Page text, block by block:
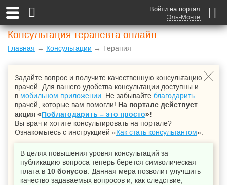
Войти на портал
Эль-Монте
Консультация терапевта онлайн
Главная → Консультации → Терапия
Задайте вопрос и получите качественную консультацию
врачей. Для вашего удобства консультации доступны и
в мобильном приложении . Не забывайте благодарить
врачей, которые вам помогли! На портале действует
акция «Поблагодарить – это просто»!
Вы врач и хотите консультировать на портале?
Ознакомьтесь с инструкцией «Как стать консультантом».
В целях повышения уровня консультаций за
публикацию вопроса теперь берется символическая
плата в 10 бонусов . Данная мера позволит улучшить
качество задаваемых вопросов и, как следствие,